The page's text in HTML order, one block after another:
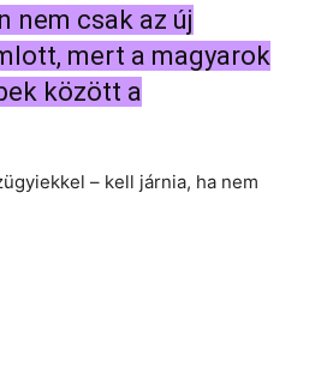
nem csak az új
mert a magyarok
között a
– kell járnia, ha nem